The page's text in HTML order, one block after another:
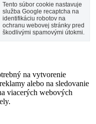
Tento súbor cookie nastavuje
služba Google recaptcha na
identifikáciu robotov na
ochranu webovej stránky pred
škodlivými spamovými útokmi.
na vytvorenie
alebo na sledovanie
viacerých webových